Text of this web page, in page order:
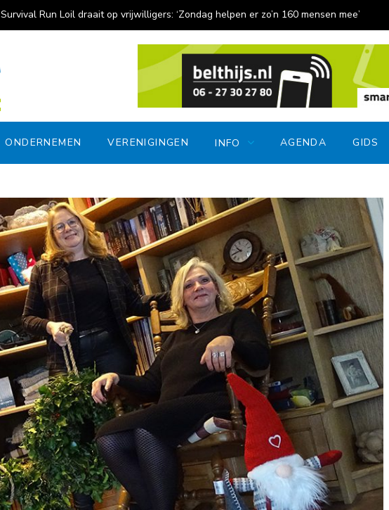
Loils kampioenschap bierpulschuiven voor het eerst onderdeel van Sfeermarkt
Amicitia
ONDERNEMEN VERENIGINGEN INFO AGENDA GIDS